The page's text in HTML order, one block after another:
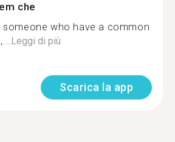
che
someone who have a common
Leggi di più
Scarica la app